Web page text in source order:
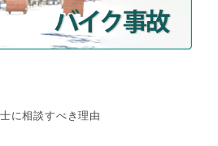
に相談すべき理由